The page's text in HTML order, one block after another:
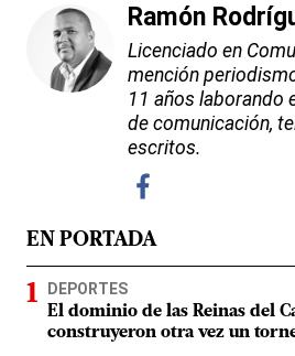
Ramón
Licenciado en
mención
11 años laborando
de comunicación,
escritos.
EN PORTADA
DEPORTES
El dominio de las Reinas del
construyeron otra vez un